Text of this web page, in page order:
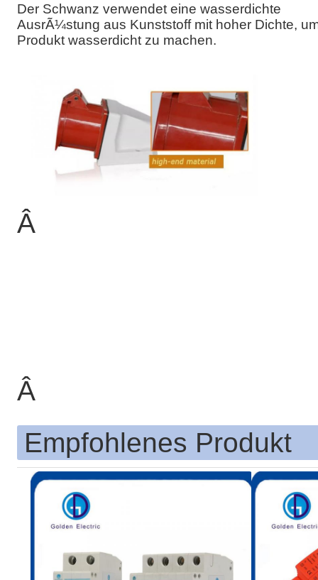
Der Schwanz verwendet eine wasserdichte
AusrÃ¼stung aus Kunststoff mit hoher Dichte,
Produkt wasserdicht zu machen.
Â
Â
Empfohlenes Produkt